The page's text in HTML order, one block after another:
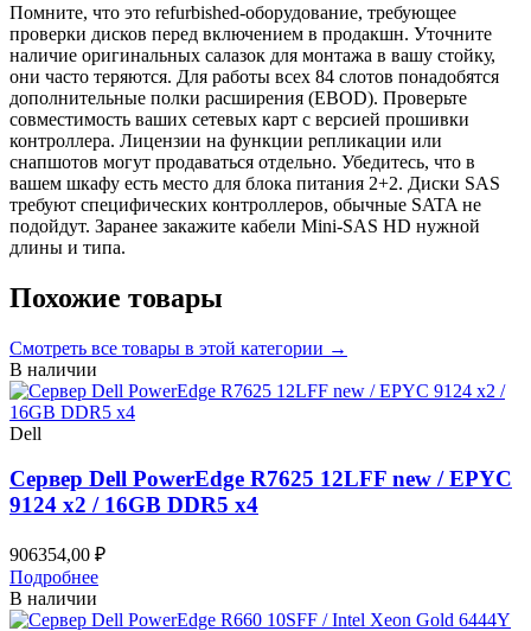
Помните, что это refurbished-оборудование, требующее
проверки дисков перед включением в продакшн. Уточните
наличие оригинальных салазок для монтажа в вашу стойку,
они часто теряются. Для работы всех 84 слотов понадобятся
дополнительные полки расширения (EBOD). Проверьте
совместимость ваших сетевых карт с версией прошивки
контроллера. Лицензии на функции репликации или
снапшотов могут продаваться отдельно. Убедитесь, что в
вашем шкафу есть место для блока питания 2+2. Диски SAS
требуют специфических контроллеров, обычные SATA не
подойдут. Заранее закажите кабели Mini-SAS HD нужной
длины и типа.
Похожие товары
Смотреть все товары в этой категории →
В наличии
Dell
Сервер Dell PowerEdge R7625 12LFF new / EPYC
9124 x2 / 16GB DDR5 x4
906354,00 ₽
Подробнее
В наличии